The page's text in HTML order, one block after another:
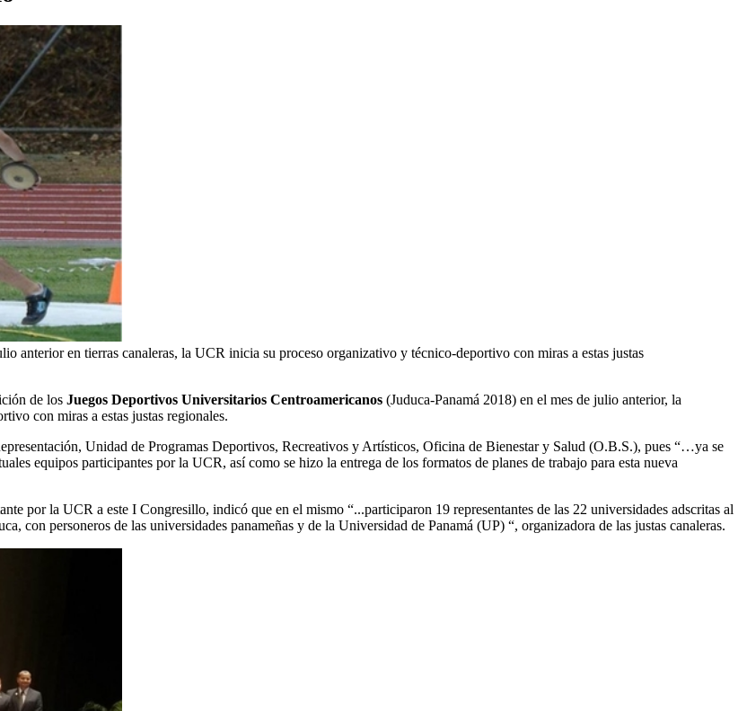
anterior en tierras canaleras, la UCR inicia su proceso organizativo y técnico-deportivo con miras a estas justas
de los Juegos Deportivos Universitarios Centroamericanos (Juduca-Panamá 2018) en el mes de julio anterior, la
con miras a estas justas regionales.
Unidad de Programas Deportivos, Recreativos y Artísticos, Oficina de Bienestar y Salud (O.B.S.), pues “…ya se
equipos participantes por la UCR, así como se hizo la entrega de los formatos de planes de trabajo para esta nueva
por la UCR a este I Congresillo, indicó que en el mismo “...participaron 19 representantes de las 22 universidades adscritas al
con personeros de las universidades panameñas y de la Universidad de Panamá (UP) “, organizadora de las justas canaleras.